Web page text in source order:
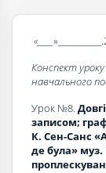
«____
Конспект
навчального
Урок №8.
записом;
К. Сен-Санс
де була»